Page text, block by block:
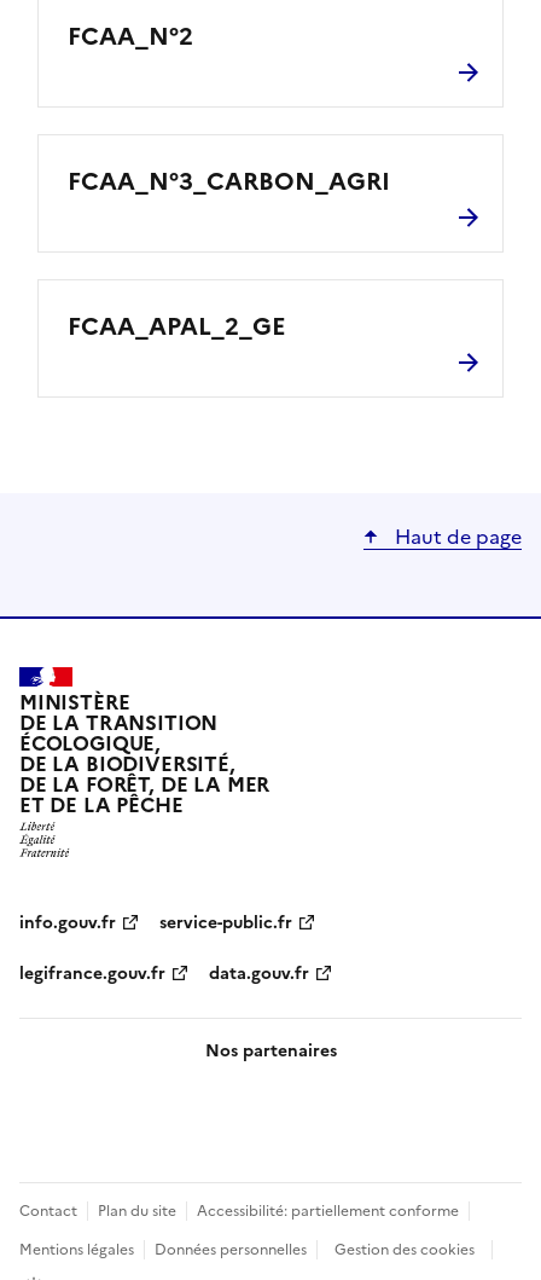
FCAA_N°2
FCAA_N°3_CARBON_AGRI
FCAA_APAL_2_GE
Haut de page
MINISTÈRE
DE LA TRANSITION
ÉCOLOGIQUE,
DE LA BIODIVERSITÉ,
DE LA FORÊT, DE LA MER
ET DE LA PÊCHE
info.gouv.fr
service-public.fr
legifrance.gouv.fr
data.gouv.fr
Nos partenaires
Pied
de
Contact Plan du site
Accessibilité: partiellement conforme
Mentions légales
Données personnelles
Gestion des cookies